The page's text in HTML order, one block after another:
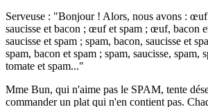
Serveuse : "Bonjour ! Alors, nous avons :
saucisse et bacon ; œuf et spam ; œuf, bacon
saucisse et spam ; spam, bacon, saucisse et
spam, bacon et spam ; spam, saucisse, spam,
tomate et spam..."
Mme Bun, qui n'aime pas le SPAM, tente
commander un plat qui n'en contient pas.